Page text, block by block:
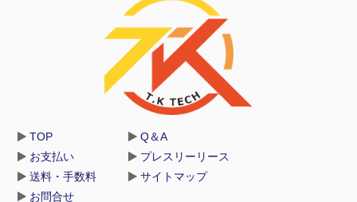
TOP
お支払い
送料・手数料
お問合せ
Q＆A
プレスリーリース
サイトマップ